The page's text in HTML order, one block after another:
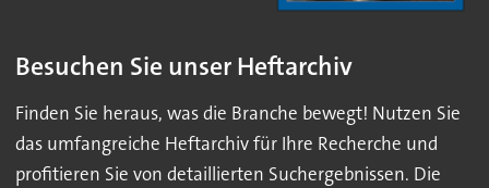
Besuchen Sie unser Heftarchiv
Finden Sie heraus, was die Branche bewegt! Nutzen Sie
das umfangreiche Heftarchiv für Ihre Recherche und
profitieren Sie von detaillierten Suchergebnissen. Die